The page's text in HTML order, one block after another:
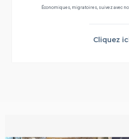
Économiques, migratoires, suivez avec
Cliquez